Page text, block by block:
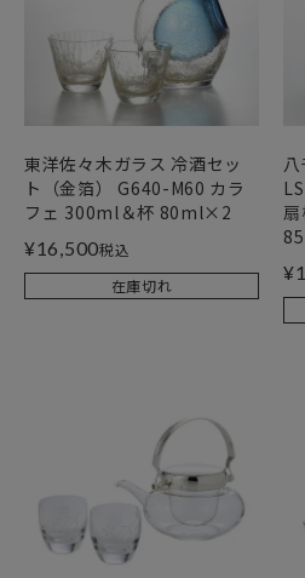
東洋佐々木ガラス 冷酒セッ
ト（金箔） G640-M60 カラ
フェ 300ml＆杯 80ml×2
¥16,500税込
在庫切れ
扇
¥